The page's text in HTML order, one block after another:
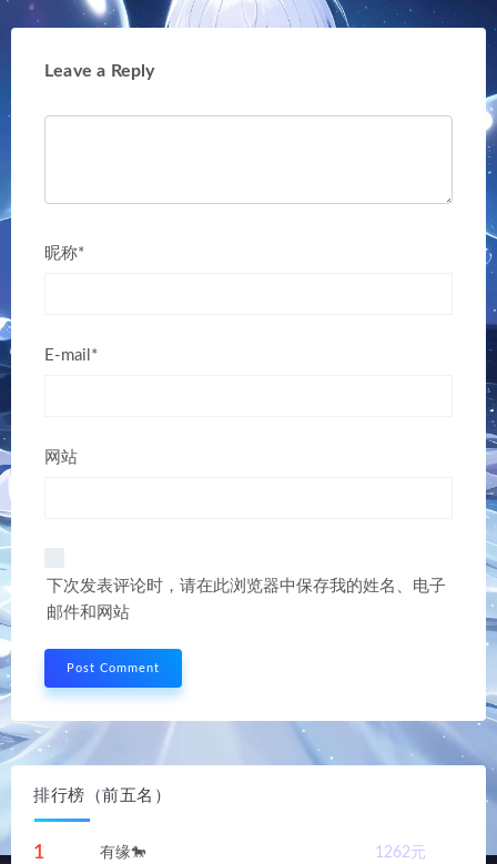
Leave a Reply
昵称*
E-mail*
网站
下次发表评论时，请在此浏览器中保存我的姓名、电子
邮件和网站
排行榜（前五名）
1 有缘🐎 1262元